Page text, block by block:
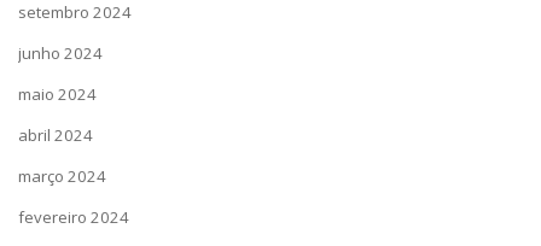
setembro 2024
junho 2024
maio 2024
abril 2024
março 2024
fevereiro 2024